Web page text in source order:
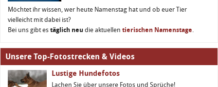
Möchtet ihr wissen, wer heute Namenstag hat und ob euer Tier
vielleicht mit dabei ist?
Bei uns gibt es täglich neu die aktuellen tierischen Namenstage.
Unsere Top-Fotostrecken & Videos
Lustige Hundefotos
Lachen Sie über unsere Fotos und Sprüche!